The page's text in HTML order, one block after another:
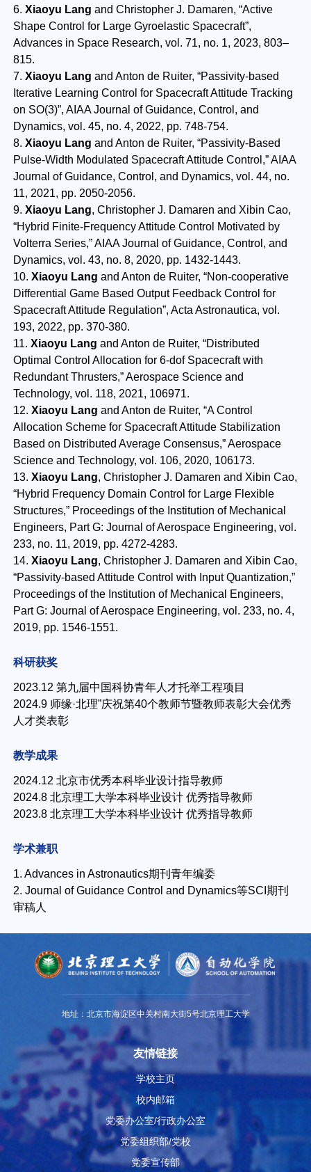
6. Xiaoyu Lang and Christopher J. Damaren, “Active
Shape Control for Large Gyroelastic Spacecraft”,
Advances in Space Research, vol. 71, no. 1, 2023, 803–
815.
7. Xiaoyu Lang and Anton de Ruiter, “Passivity-based
Iterative Learning Control for Spacecraft Attitude Tracking
on SO(3)”, AIAA Journal of Guidance, Control, and
Dynamics, vol. 45, no. 4, 2022, pp. 748-754.
8. Xiaoyu Lang and Anton de Ruiter, “Passivity-Based
Pulse-Width Modulated Spacecraft Attitude Control,” AIAA
Journal of Guidance, Control, and Dynamics, vol. 44, no.
11, 2021, pp. 2050-2056.
9. Xiaoyu Lang, Christopher J. Damaren and Xibin Cao,
“Hybrid Finite-Frequency Attitude Control Motivated by
Volterra Series,” AIAA Journal of Guidance, Control, and
Dynamics, vol. 43, no. 8, 2020, pp. 1432-1443.
10. Xiaoyu Lang and Anton de Ruiter, “Non-cooperative
Differential Game Based Output Feedback Control for
Spacecraft Attitude Regulation”, Acta Astronautica, vol.
193, 2022, pp. 370-380.
11. Xiaoyu Lang and Anton de Ruiter, “Distributed
Optimal Control Allocation for 6-dof Spacecraft with
Redundant Thrusters,” Aerospace Science and
Technology, vol. 118, 2021, 106971.
12. Xiaoyu Lang and Anton de Ruiter, “A Control
Allocation Scheme for Spacecraft Attitude Stabilization
Based on Distributed Average Consensus,” Aerospace
Science and Technology, vol. 106, 2020, 106173.
13. Xiaoyu Lang, Christopher J. Damaren and Xibin Cao,
“Hybrid Frequency Domain Control for Large Flexible
Structures,” Proceedings of the Institution of Mechanical
Engineers, Part G: Journal of Aerospace Engineering, vol.
233, no. 11, 2019, pp. 4272-4283.
14. Xiaoyu Lang, Christopher J. Damaren and Xibin Cao,
“Passivity-based Attitude Control with Input Quantization,”
Proceedings of the Institution of Mechanical Engineers,
Part G: Journal of Aerospace Engineering, vol. 233, no. 4,
2019, pp. 1546-1551.
科研获奖
2023.12 第九届中国科协青年人才托举工程项目
2024.9 师缘·北理”庆祝第40个教师节暨教师表彰大会优秀
人才类表彰
教学成果
2024.12 北京市优秀本科毕业设计指导教师
2024.8 北京理工大学本科毕业设计 优秀指导教师
2023.8 北京理工大学本科毕业设计 优秀指导教师
学术兼职
1. Advances in Astronautics期刊青年编委
2. Journal of Guidance Control and Dynamics等SCI期刊
审稿人
地址：北京市海淀区中关村南大街5号北京理工大学
友情链接
学校主页
校内邮箱
党委办公室/行政办公室
党委组织部/党校
党委宣传部